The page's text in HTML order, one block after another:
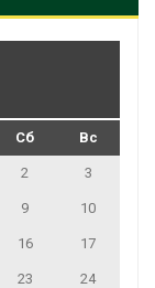
Сб Вс
2 3
9 10
16 17
23 24